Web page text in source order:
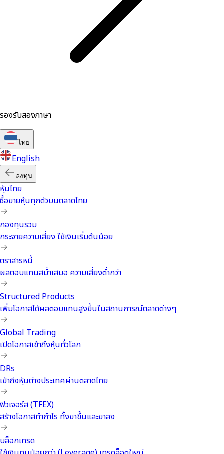
รองรับสองภาษา
ไทย
English
ลงทุน
หุ้นไทย
ซื้อขายหุ้นทุกตัวบนตลาดไทย
กองทุนรวม
กระจายความเสี่ยง ใช้เงินเริ่มต้นน้อย
ตราสารหนี้
ผลตอบแทนสม่ำเสมอ ความเสี่ยงต่ำกว่า
Structured Products
เพิ่มโอกาสได้ผลตอบแทนสูงขึ้นในสถานการณ์ตลาดต่างๆ
Global Trading
เปิดโอกาสเข้าถึงหุ้นทั่วโลก
DRs
เข้าถึงหุ้นต่างประเทศผ่านตลาดไทย
ฟิวเจอร์ส (TFEX)
สร้างโอกาสทำกำไร ทั้งขาขึ้นและขาลง
บล็อกเทรด